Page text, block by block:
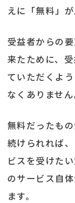
えに「無料」
受益者からの
来たために、
ていただくよ
なくありません
無料だったも
続けられれば
ビスを受けた
のサービス自
ます。